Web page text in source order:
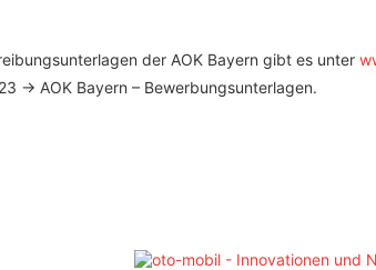
der AOK Bayern gibt es unter
-> AOK Bayern – Bewerbungsunterlagen.